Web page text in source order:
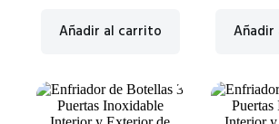
Añadir al carrito